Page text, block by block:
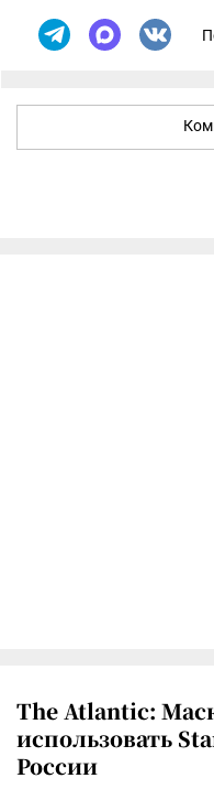
The Atlantic:
использовать
России